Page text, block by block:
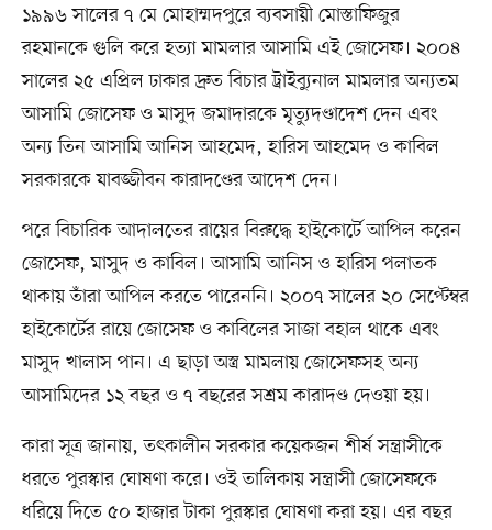
১৯৯৬ সালের ৭ মে মোহাম্মদপুরে ব্যবসায়ী মোস্তাফিজুর
রহমানকে গুলি করে হত্যা মামলার আসামি এই জোসেফ। ২০০৪
সালের ২৫ এপ্রিল ঢাকার দ্রুত বিচার ট্রাইব্যুনাল মামলার অন্যতম
আসামি জোসেফ ও মাসুদ জমাদারকে মৃত্যুদণ্ডাদেশ দেন এবং
অন্য তিন আসামি আনিস আহমেদ, হারিস আহমেদ ও কাবিল
সরকারকে যাবজ্জীবন কারাদণ্ডের আদেশ দেন।
পরে বিচারিক আদালতের রায়ের বিরুদ্ধে হাইকোর্টে আপিল করেন
জোসেফ, মাসুদ ও কাবিল। আসামি আনিস ও হারিস পলাতক
থাকায় তাঁরা আপিল করতে পারেননি। ২০০৭ সালের ২০ সেপ্টেম্বর
হাইকোর্টের রায়ে জোসেফ ও কাবিলের সাজা বহাল থাকে এবং
মাসুদ খালাস পান। এ ছাড়া অস্ত্র মামলায় জোসেফসহ অন্য
আসামিদের ১২ বছর ও ৭ বছরের সশ্রম কারাদণ্ড দেওয়া হয়।
কারা সূত্র জানায়, তৎকালীন সরকার কয়েকজন শীর্ষ সন্ত্রাসীকে
ধরতে পুরস্কার ঘোষণা করে। ওই তালিকায় সন্ত্রাসী জোসেফকে
ধরিয়ে দিতে ৫০ হাজার টাকা পুরস্কার ঘোষণা করা হয়। এর বছর